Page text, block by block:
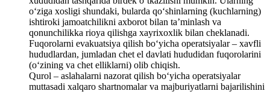
o‘ziga xosligi shundaki, bularda qo‘shinlarning (kuchlarning)
ishtiroki jamoatchilikni axborot bilan ta’minlash va
qonunchilikka rioya qilishga xayrixoxlik bilan cheklanadi.
Fuqorolarni evakuatsiya qilish bo‘yicha operatsiyalar – xavfli
hududlardan, jumladan chet el davlati hududidan fuqorolarini
(o‘zining va chet elliklarni) olib chiqish.
Qurol – aslahalarni nazorat qilish bo‘yicha operatsiyalar
muttasadi xalqaro shartnomalar va majburiyatlarni bajarilishini